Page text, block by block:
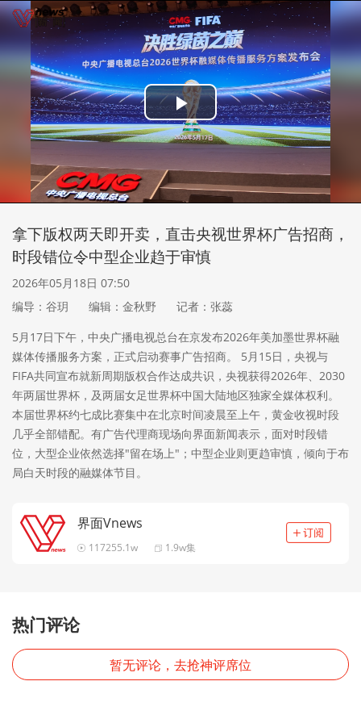
Play
Video
拿下版权两天即开卖，直击央视世界杯广告招商，
时段错位令中型企业趋于审慎
2026年05月18日 07:50
编导：谷玥
编辑：金秋野
记者：张蕊
5月17日下午，中央广播电视总台在京发布2026年美加墨世界杯融
媒体传播服务方案，正式启动赛事广告招商。 5月15日，央视与
FIFA共同宣布就新周期版权合作达成共识，央视获得2026年、2030
年两届世界杯，及两届女足世界杯中国大陆地区独家全媒体权利。
本届世界杯约七成比赛集中在北京时间凌晨至上午，黄金收视时段
几乎全部错配。有广告代理商现场向界面新闻表示，面对时段错
位，大型企业依然选择"留在场上"；中型企业则更趋审慎，倾向于布
局白天时段的融媒体节目。
界面Vnews
117255.1w 1.9w集
热门评论
暂无评论，去抢神评席位